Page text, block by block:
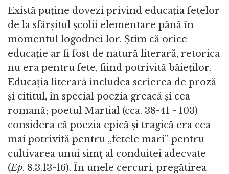
Există puține dovezi privind educația fetelor
de la sfârșitul școlii elementare până în
momentul logodnei lor. Știm că orice
educație ar fi fost de natură literară, retorica
nu era pentru fete, fiind potrivită băieților.
Educația literară includea scrierea de proză
și cititul, în special poezia greacă și cea
romană; poetul Martial (cca. 38-41 - 103)
considera că poezia epică și tragică era cea
mai potrivită pentru „fetele mari” pentru
cultivarea unui simț al conduitei adecvate
(Ep. 8.3.13-16). În unele cercuri, pregătirea